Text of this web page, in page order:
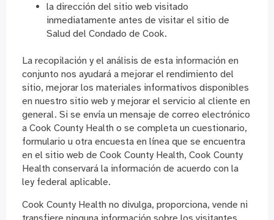
la dirección del sitio web visitado
inmediatamente antes de visitar el sitio de
Salud del Condado de Cook.
La recopilación y el análisis de esta información en
conjunto nos ayudará a mejorar el rendimiento del
sitio, mejorar los materiales informativos disponibles
en nuestro sitio web y mejorar el servicio al cliente en
general. Si se envía un mensaje de correo electrónico
a Cook County Health o se completa un cuestionario,
formulario u otra encuesta en línea que se encuentra
en el sitio web de Cook County Health, Cook County
Health conservará la información de acuerdo con la
ley federal aplicable.
Cook County Health no divulga, proporciona, vende ni